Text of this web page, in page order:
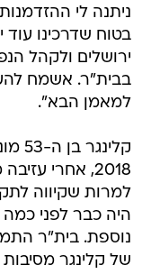
ניתנה לי
בטוח שדרכינו
ירושלים ולקהל
בבית"ר. אשמח
למאמן הבא".
2018, אחרי
למרות שקיווה
היה כבר לפני
נוספת. בית"ר
של קלינגר מסיבות